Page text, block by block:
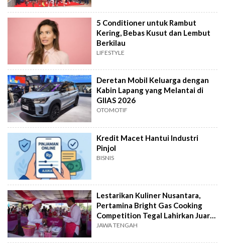
5 Conditioner untuk Rambut
Kering, Bebas Kusut dan Lembut
Berkilau
LIFESTYLE
Deretan Mobil Keluarga dengan
Kabin Lapang yang Melantai di
GIIAS 2026
OTOMOTIF
Kredit Macet Hantui Industri
Pinjol
BISNIS
Lestarikan Kuliner Nusantara,
Pertamina Bright Gas Cooking
Competition Tegal Lahirkan Juara
Baru
JAWA TENGAH